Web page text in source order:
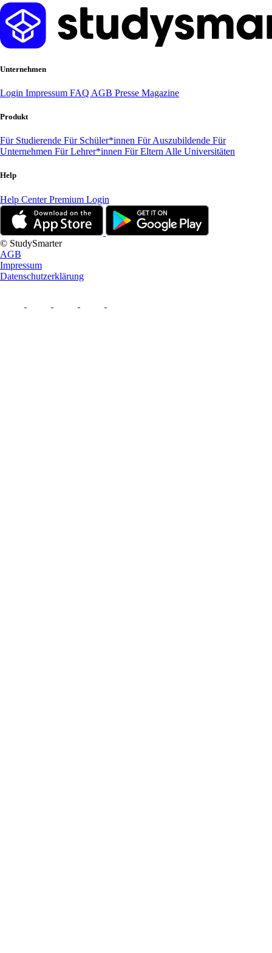
Unternehmen
Login Impressum FAQ AGB Presse Magazine
Produkt
Für Studierende Für Schüler*innen Für Auszubildende Für
Unternehmen Für Lehrer*innen Für Eltern Alle Universitäten
Help
Help CenterPremium Login
© StudySmarter
AGB
Impressum
Datenschutzerklärung